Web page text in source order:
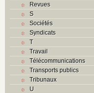
Revues
S
Sociétés
Syndicats
T
Travail
Télécommunications
Transports publics
Tribunaux
U